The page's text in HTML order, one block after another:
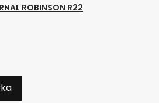
ROBINSON R22